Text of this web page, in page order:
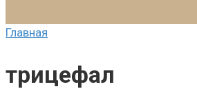
Главная
трицефал